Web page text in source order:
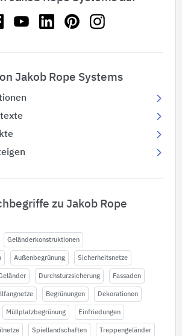
Jakob Rope Systems
zu Jakob Rope
Geländerkonstruktionen
Außenbegrünung Sicherheitsnetze
Durchsturzsicherung Fassaden
Begrünungen Dekorationen
Müllplatzbegrünung Einfriedungen
Spiellandschaften Treppengeländer